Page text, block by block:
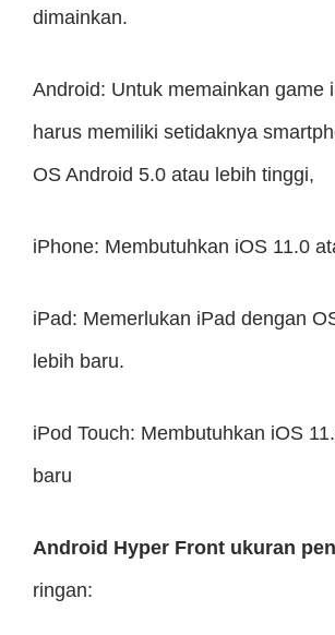
dimainkan.
Android: Untuk memainkan game
harus memiliki setidaknya
OS Android 5.0 atau lebih tinggi,
iPhone: Membutuhkan iOS 11.0
iPad: Memerlukan iPad dengan
lebih baru.
iPod Touch: Membutuhkan iOS
baru
Android Hyper Front ukuran
ringan: